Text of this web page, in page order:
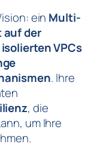
ein Multi-
der
VPCs
. Ihre
, die
um Ihre